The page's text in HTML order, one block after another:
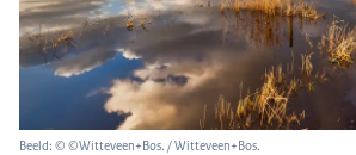
Beeld: © ©Witteveen+Bos. / Witteveen+Bos.